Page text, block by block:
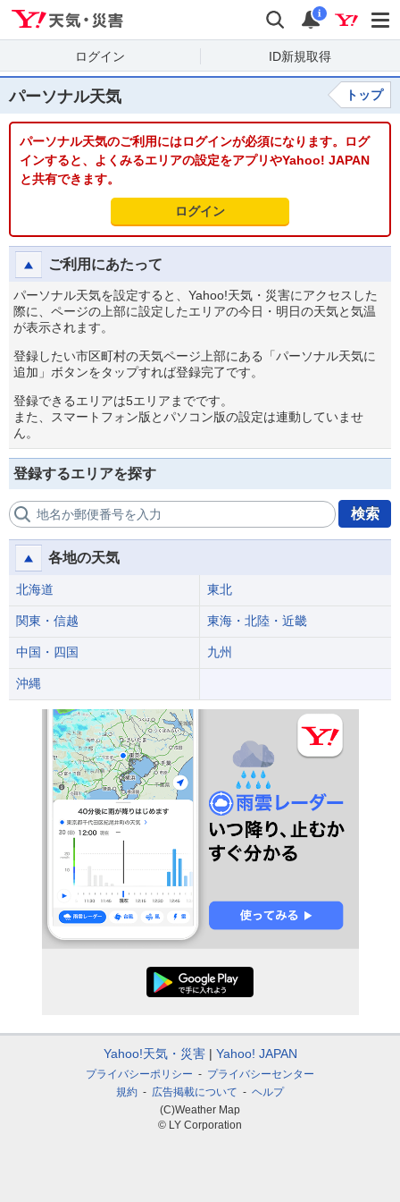
検索 通知
i
ログイン ID新規取得
パーソナル天気 トップ
パーソナル天気のご利用にはログインが必須になります。ログ
インすると、よくみるエリアの設定をアプリやYahoo! JAPAN
と共有できます。
ログイン
ご利用にあたって
パーソナル天気を設定すると、Yahoo!天気・災害にアクセスした
際に、ページの上部に設定したエリアの今日・明日の天気と気温
が表示されます。
登録したい市区町村の天気ページ上部にある「パーソナル天気に
追加」ボタンをタップすれば登録完了です。
登録できるエリアは5エリアまでです。
また、スマートフォン版とパソコン版の設定は連動していませ
ん。
登録するエリアを探す
地名か郵便番号を入力 検索
各地の天気
北海道 東北
関東・信越 東海・北陸・近畿
中国・四国 九州
沖縄
Yahoo!天気・災害 Yahoo! JAPAN
プライバシーポリシー
プライバシーセンター
規約
広告掲載について
ヘルプ
(C)Weather Map
© LY Corporation